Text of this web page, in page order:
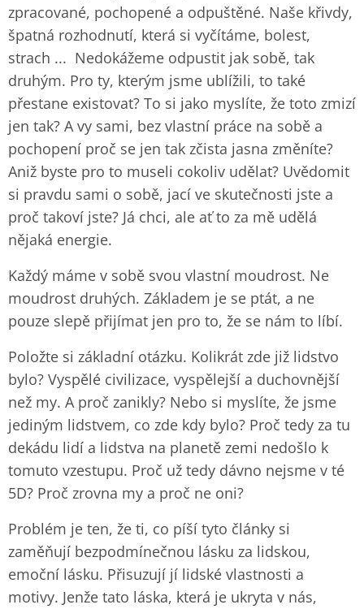
zpracované, pochopené a odpuštěné. Naše křivdy,
špatná rozhodnutí, která si vyčítáme, bolest,
strach ... Nedokážeme odpustit jak sobě, tak
druhým. Pro ty, kterým jsme ublížili, to také
přestane existovat? To si jako myslíte, že toto zmizí
jen tak? A vy sami, bez vlastní práce na sobě a
pochopení proč se jen tak zčista jasna změníte?
Aniž byste pro to museli cokoliv udělat? Uvědomit
si pravdu sami o sobě, jací ve skutečnosti jste a
proč takoví jste? Já chci, ale ať to za mě udělá
nějaká energie.
Každý máme v sobě svou vlastní moudrost. Ne
moudrost druhých. Základem je se ptát, a ne
pouze slepě přijímat jen pro to, že se nám to líbí.
Položte si základní otázku. Kolikrát zde již lidstvo
bylo? Vyspělé civilizace, vyspělejší a duchovnější
než my. A proč zanikly? Nebo si myslíte, že jsme
jediným lidstvem, co zde kdy bylo? Proč tedy za tu
dekádu lidí a lidstva na planetě zemi nedošlo k
tomuto vzestupu. Proč už tedy dávno nejsme v té
5D? Proč zrovna my a proč ne oni?
Problém je ten, že ti, co píší tyto články si
zaměňují bezpodmínečnou lásku za lidskou,
emoční lásku. Přisuzují jí lidské vlastnosti a
motivy. Jenže tato láska, která je ukryta v nás,